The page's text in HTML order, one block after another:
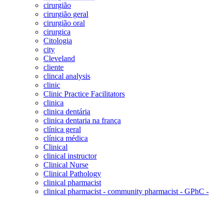
cirurgião
cirurgião geral
cirurgião oral
cirurgica
Citologia
city
Cleveland
cliente
clincal analysis
clinic
Clinic Practice Facilitators
clinica
clinica dentária
clinica dentaria na frança
clínica geral
clínica médica
Clinical
clinical instructor
Clinical Nurse
Clinical Pathology
clinical pharmacist
clinical pharmacist - community pharmacist - GPhC -